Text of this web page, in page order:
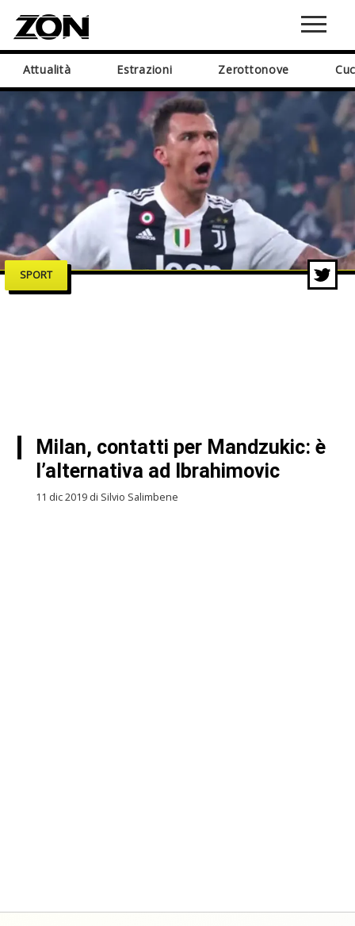
Attualità Estrazioni Zerottonove
SPORT
Milan, contatti per Mandzukic: è
l’alternativa ad Ibrahimovic
11 dic 2019 di Silvio Salimbene